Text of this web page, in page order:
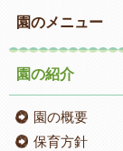
園のメニュー
園の紹介
園の概要
保育方針